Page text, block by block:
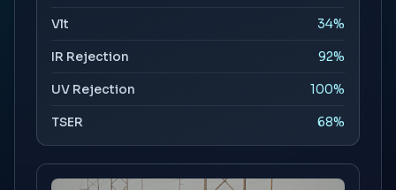
Vlt 34%
IR Rejection 92%
UV Rejection 100%
TSER 68%